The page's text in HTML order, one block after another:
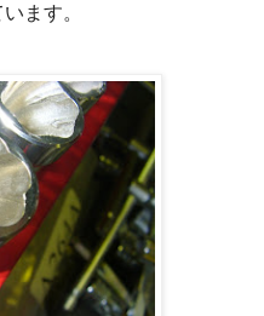
ます。